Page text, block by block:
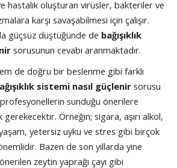
hastalık oluşturan virüsler, bakteriler ve
karşı savaşabilmesi için çalışır.
güçsüz düştüğünde de bağışıklık
sorusunun cevabı aranmaktadır.
de doğru bir beslenme gibi farklı
sistemi nasıl güçlenir sorusu
sunduğu önerilere
Örneğin; sigara, aşırı alkol,
yetersiz uyku ve stres gibi birçok
Bazen de son yıllarda yine
zeytin yaprağı çayı gibi